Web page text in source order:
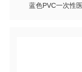
蓝色PVC一次性